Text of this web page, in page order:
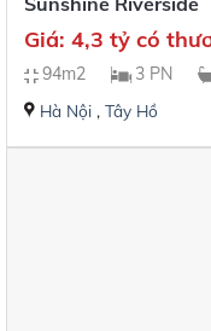
Giá: 4,3 tỷ có
94m2 3 PN
Hà Nội, Tây Hồ